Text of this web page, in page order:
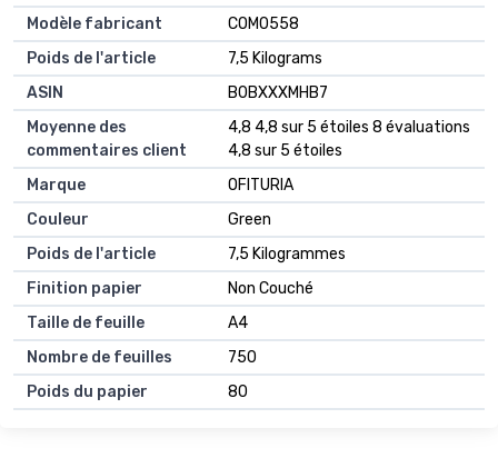
Modèle fabricant
‎COM0558
Poids de l'article
‎7,5 Kilograms
ASIN
B0BXXXMHB7
Moyenne des
commentaires client
4,8 4,8 sur 5 étoiles 8 évaluations
4,8 sur 5 étoiles
Marque
OFITURIA
Couleur
Green
Poids de l'article
7,5 Kilogrammes
Finition papier
Non Couché
Taille de feuille
A4
Nombre de feuilles
750
Poids du papier
80